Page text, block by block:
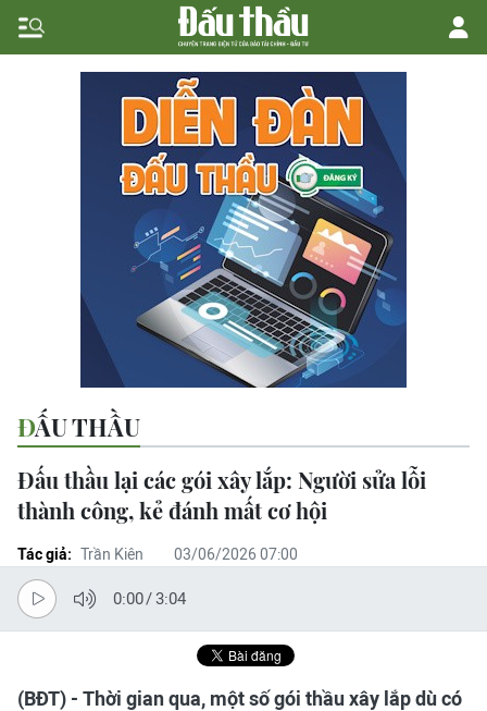
ĐẤU THẦU
Đấu thầu lại các gói xây lắp: Người sửa lỗi
thành công, kẻ đánh mất cơ hội
Tác giả: Trần Kiên 03/06/2026 07:00
0:00/3:04
(BĐT) - Thời gian qua, một số gói thầu xây lắp dù có